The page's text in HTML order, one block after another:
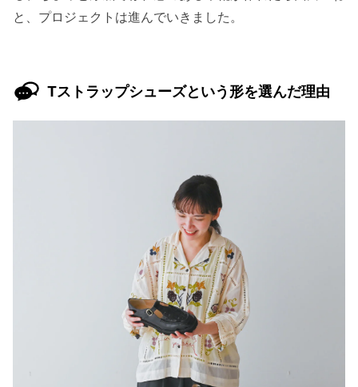
と、プロジェクトは進んでいきました。
Tストラップシューズという形を選んだ理由